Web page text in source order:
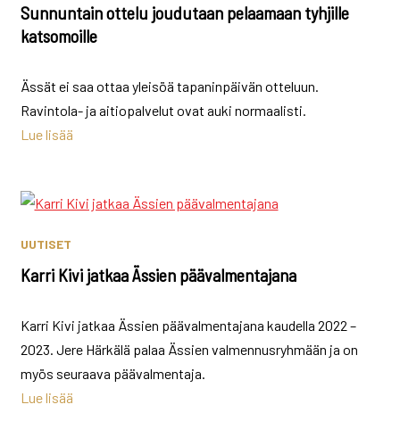
Sunnuntain ottelu joudutaan pelaamaan tyhjille
katsomoille
Ässät ei saa ottaa yleisöä tapaninpäivän otteluun.
Ravintola- ja aitiopalvelut ovat auki normaalisti.
Lue lisää
UUTISET
Karri Kivi jatkaa Ässien päävalmentajana
Karri Kivi jatkaa Ässien päävalmentajana kaudella 2022 –
2023. Jere Härkälä palaa Ässien valmennusryhmään ja on
myös seuraava päävalmentaja.
Lue lisää